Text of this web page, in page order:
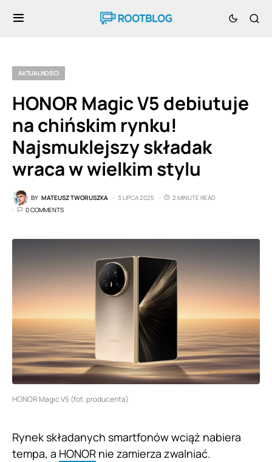
AKTUALNOŚCI
HONOR Magic V5 debiutuje
na chińskim rynku!
Najsmuklejszy składak
wraca w wielkim stylu
BY MATEUSZ TWORUSZKA 3 LIPCA 2025
2 MINUTE READ
0 COMMENTS
HONOR Magic V5 (fot. producenta)
Rynek składanych smartfonów wciąż nabiera
tempa, a HONOR nie zamierza zwalniać.